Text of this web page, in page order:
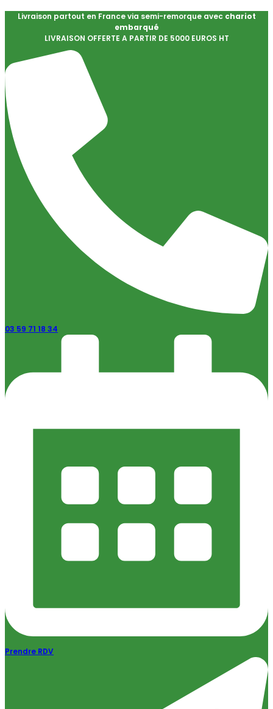
Livraison partout en France via semi-remorque avec chariot
embarqué
LIVRAISON OFFERTE A PARTIR DE 5000 EUROS HT
03 59 71 18 34
Prendre RDV